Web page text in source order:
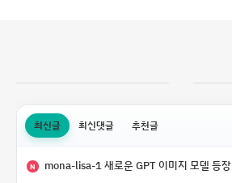
최신글 최신댓글 추천글
N mona-lisa-1 새로운 GPT 이미지 모델 등장